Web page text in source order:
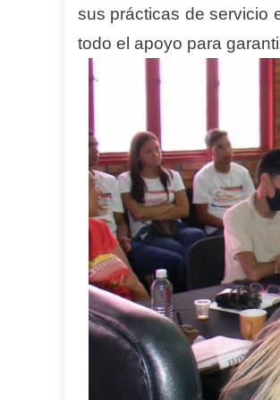
sus prácticas de servicio
todo el apoyo para